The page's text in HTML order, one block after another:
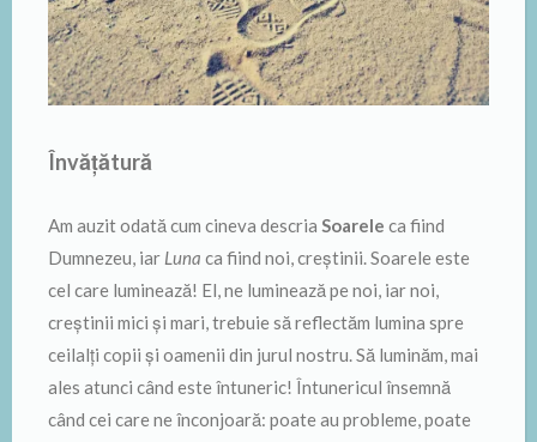
Învățătură
Am auzit odată cum cineva descria Soarele ca fiind
Dumnezeu, iar Luna ca fiind noi, creștinii. Soarele este
cel care luminează! El, ne luminează pe noi, iar noi,
creștinii mici și mari, trebuie să reflectăm lumina spre
ceilalți copii și oamenii din jurul nostru. Să luminăm, mai
ales atunci când este întuneric! Întunericul însemnă
când cei care ne înconjoară: poate au probleme, poate